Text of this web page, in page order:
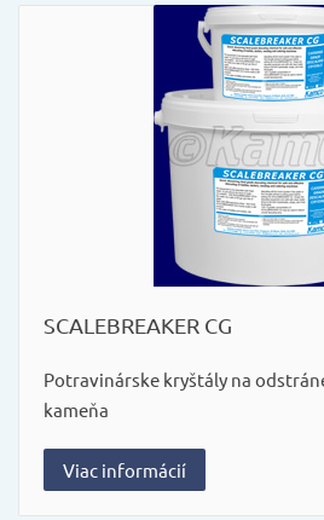
SCALEBREAKER CG
Potravinárske kryštály na
kameňa
Viac informácií